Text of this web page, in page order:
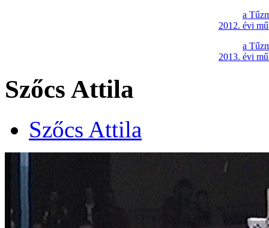
a
2012. évi
a
2013. évi
Szőcs Attila
Szőcs Attila